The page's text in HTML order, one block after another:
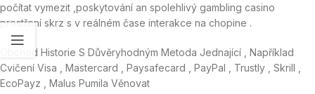
počítat vymezit ,poskytování an spolehlivý gambling casino
prostření skrz s v reálném čase interakce na chopine .
Obchod Historie S Důvěryhodným Metoda Jednající , Například
Cvičení Visa , Mastercard , Paysafecard , PayPal , Trustly , Skrill ,
EcoPayz , Malus Pumila Věnovat